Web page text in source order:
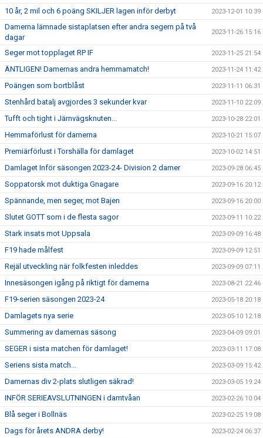
10 år, 2 mil och 6 poäng SKILJER lagen inför derbyt 2023-12-01 10:39
Damerna lämnade sistaplatsen efter andra segern på två
dagar
2023-11-26 15:16
Seger mot topplaget RP IF 2023-11-25 21:54
ÄNTLIGEN! Damernas andra hemmamatch! 2023-11-24 11:42
Poängen som bortblåst 2023-11-11 06:31
Stenhård batalj avgjordes 3 sekunder kvar 2023-11-10 22:09
Tufft och tight i Järnvägsknuten... 2023-10-28 22:01
Hemmaförlust för damerna 2023-10-21 15:07
Premiärförlust i Torshälla för damlaget 2023-10-02 14:51
Damlaget Inför säsongen 2023-24- Division 2 damer 2023-09-28 06:45
Soppatorsk mot duktiga Gnagare 2023-09-16 20:12
Spännande, men seger, mot Bajen 2023-09-16 20:00
Slutet GOTT som i de flesta sagor 2023-09-11 10:22
Stark insats mot Uppsala 2023-09-09 16:48
F19 hade målfest 2023-09-09 12:51
Rejäl utveckling när folkfesten inleddes 2023-09-09 07:11
Innesäsongen igång på riktigt för damerna 2023-08-21 22:46
F19-serien säsongen 2023-24 2023-05-18 20:18
Damlagets nya serie 2023-05-10 12:18
Summering av damernas säsong 2023-04-09 09:01
SEGER i sista matchen för damlaget! 2023-03-11 17:08
Seriens sista match... 2023-03-09 15:42
Damernas div 2-plats slutligen säkrad! 2023-03-05 19:24
INFÖR SERIEAVSLUTNINGEN i damtvåan 2023-02-26 10:04
Blå seger i Bollnäs 2023-02-25 19:08
Dags för årets ANDRA derby! 2023-02-24 06:37